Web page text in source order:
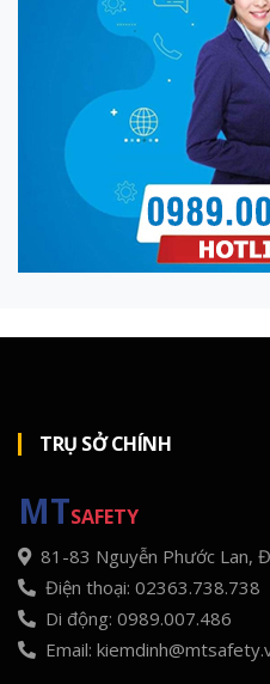
TRỤ SỞ CHÍNH
MTSAFETY
81-83 Nguyễn Phước Lan,
Điện thoại: 02363.738.738
Di động: 0989.007.486
Email: